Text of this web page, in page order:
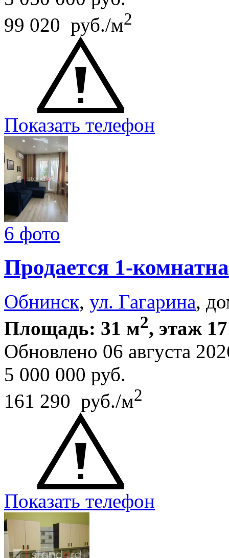
99 020 руб./м2
Показать телефон
6 фото
Продается 1-
Обнинск, ул. Гагарина,
Площадь: 31 м2, этаж
Обновлено 06 августа
5 000 000 руб.
161 290 руб./м2
Показать телефон